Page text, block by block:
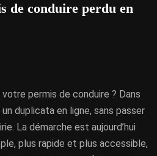
de conduire perdu en
permis de conduire ? Dans
duplicata en ligne, sans passer
La démarche est aujourd’hui
plus rapide et plus accessible,